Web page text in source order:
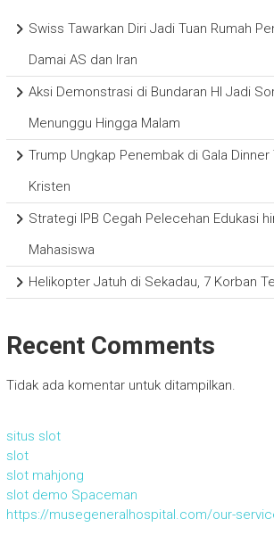
Swiss Tawarkan Diri Jadi Tuan Rumah
Damai AS dan Iran
Aksi Demonstrasi di Bundaran HI Jadi
Menunggu Hingga Malam
Trump Ungkap Penembak di Gala
Kristen
Strategi IPB Cegah Pelecehan Edukasi
Mahasiswa
Helikopter Jatuh di Sekadau, 7 Korban
Recent Comments
Tidak ada komentar untuk ditampilkan.
situs slot
slot
slot mahjong
slot demo Spaceman
https://musegeneralhospital.com/our-